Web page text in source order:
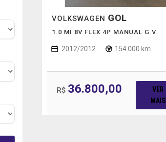
VOLKSWAGEN GOL
1.0 MI 8V FLEX 4P MANUAL G.V
2012/2012 154.000 km
R$ 36.800,00
VER
MAIS